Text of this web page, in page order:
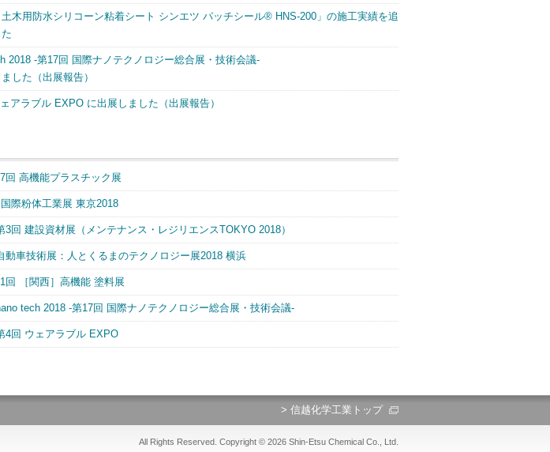
土木用防水シリコーン粘着シート シンエツ パッチシール® HNS-200」の施工実績を追
2018 -第17回 国際ナノテクノロジー総合展・技術会議-
した（出展報告）
アラブル EXPO に出展しました（出展報告）
回 高機能プラスチック展
国際粉体工業展 東京2018
3回 建設資材展（メンテナンス・レジリエンスTOKYO 2018）
動車技術展：人とくるまのテクノロジー展2018 横浜
回 ［関西］高機能 塗料展
tech 2018 -第17回 国際ナノテクノロジー総合展・技術会議-
4回 ウェアラブル EXPO
> 信越化学工業トップ
All Rights Reserved. Copyright © 2026 Shin-Etsu Chemical Co., Ltd.